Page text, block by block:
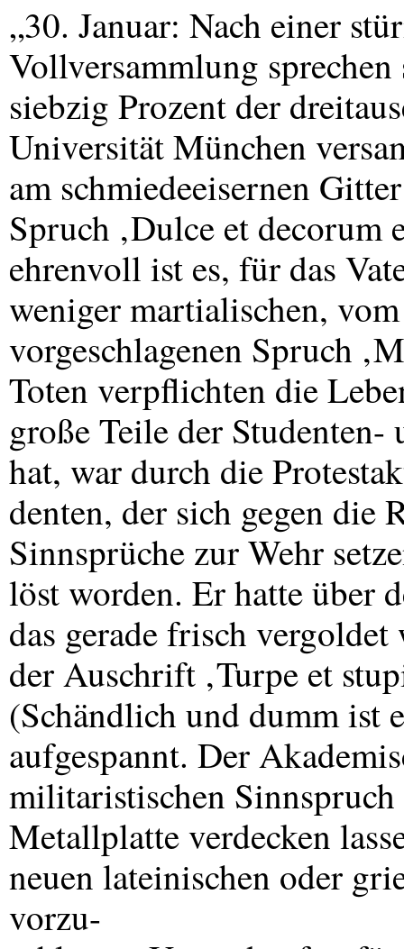
„30. Januar: Nach einer
Vollversammlung
siebzig Prozent der
Universität München
am schmiedeeisernen
Spruch ‚Dulce et decorum
ehrenvoll ist es, für das
weniger martialischen,
vorgeschlagenen Spruch
Toten verpflichten die
große Teile der
hat, war durch die
denten, der sich gegen die
Sinnsprüche zur Wehr
löst worden. Er hatte über
das gerade frisch
der Auschrift ‚Turpe et
(Schändlich und dumm ist
aufgespannt. Der
militaristischen
Metallplatte verdecken
neuen lateinischen oder
vorzu-